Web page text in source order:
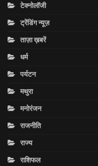
टेक्नोलॉजी
ट्रेंडिंग न्यूज़
ताज़ा ख़बरें
धर्म
पर्यटन
मथुरा
मनोरंजन
राजनीति
राज्य
राशिफल